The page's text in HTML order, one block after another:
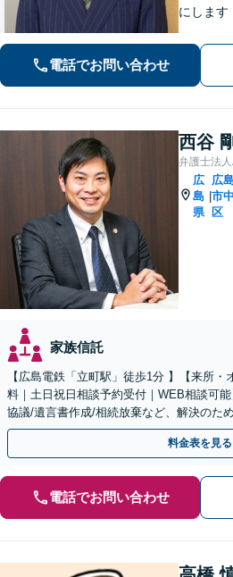
にします
実績が
すべき
きるよう
駅４分】
電話でお問い合わせ
西谷
弁護士法
広
島
県
|
広
市中
区
家族信託
【広島電鉄「立町駅」徒歩1分 】【来所
料｜土日祝日相談予約受付｜WEB相談可
協議/遺言書作成/相続放棄など、解決のた
料金表を見る
電話でお問い合わせ